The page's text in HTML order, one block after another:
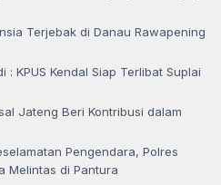
Terjebak di Danau Rawapening
: KPUS Kendal Siap Terlibat Suplai
Jateng Beri Kontribusi dalam
Pengendara, Polres
Melintas di Pantura